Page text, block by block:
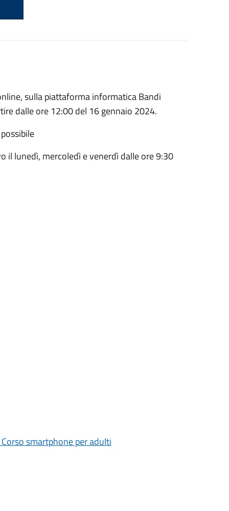
sulla piattaforma informatica Bandi
dalle ore 12:00 del 16 gennaio 2024.
il lunedì, mercoledì e venerdì dalle ore 9:30
smartphone per adulti